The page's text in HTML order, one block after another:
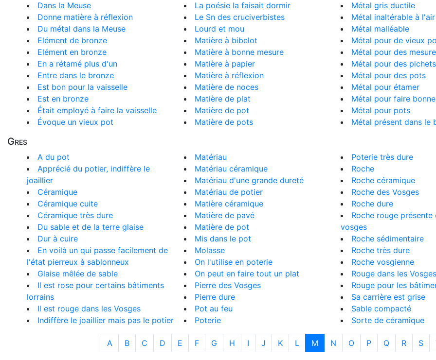
Dans la Meuse
Donne matière à réflexion
Du métal dans la Meuse
Elément de bronze
Elément en bronze
En a rétamé plus d'un
Entre dans le bronze
Est bon pour la vaisselle
Est en bronze
Était employé à faire la vaisselle
Évoque un vieux pot
La poésie la faisait dormir
Le Sn des cruciverbistes
Lourd et mou
Matière à bibelot
Matière à bonne mesure
Matière à papier
Matière à réflexion
Matière de noces
Matière de plat
Matière de pot
Matière de pots
Métal gris ductile
Métal inaltérable à l'air
Métal malléable
Métal pour de vieux
Métal pour des
Métal pour des pichets
Métal pour des pots
Métal pour étamer
Métal pour faire
Métal pour pots
Métal présent dans le
Gres
A du pot
Apprécié du potier, indiffère le
joaillier
Céramique
Céramique cuite
Céramique très dure
Du sable et de la terre glaise
Dur à cuire
En voilà un qui passe facilement de
l'état pierreux à sablonneux
Glaise mêlée de sable
Il est rose pour certains bâtiments
lorrains
Il est rouge dans les Vosges
Indiffère le joaillier mais pas le potier
Matériau
Matériau céramique
Matériau d'une grande dureté
Matériau de potier
Matière céramique
Matière de pavé
Matière de pot
Mis dans le pot
Molasse
On l'utilise en poterie
On peut en faire tout un plat
Pierre des Vosges
Pierre dure
Pot au feu
Poterie
Poterie très dure
Roche
Roche céramique
Roche des Vosges
Roche dure
Roche rouge présente
vosges
Roche sédimentaire
Roche très dure
Roche vosgienne
Rouge dans les Vosges
Rouge pour les
Sa carrière est grise
Sable compacté
Sorte de céramique
A B C D E F G H I J K L M N O P Q R S